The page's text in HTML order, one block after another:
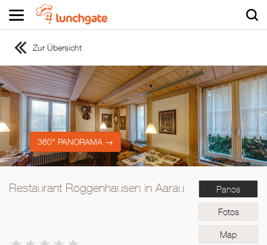
ZUR STARTSEITE
ZUR RESTAURANTSUCHE
Asiatisch
Italienisch
Französisch
Traditionell
Mexikanisch
Zur Übersicht
360° PANORAMA →
Panos
Fotos
Map
Restaurant Roggenhausen in Aarau